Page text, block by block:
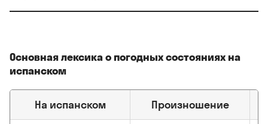
Основная лексика о погодных состояниях на
испанском
На испанском Произношение